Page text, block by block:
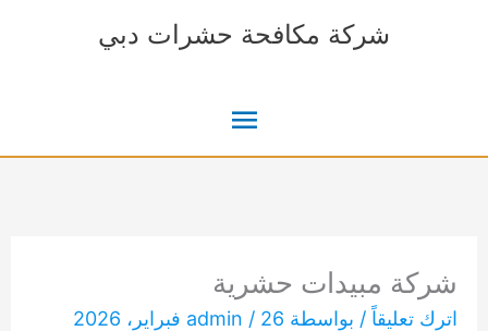
شركة مكافحة حشرات دبي
القائمة
شركة مبيدات حشرية
اترك تعليقاً / بواسطة admin / 26 فبراير، 2026